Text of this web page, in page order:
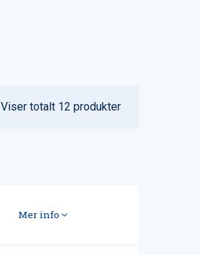
Viser totalt 12 produkter
Mer info